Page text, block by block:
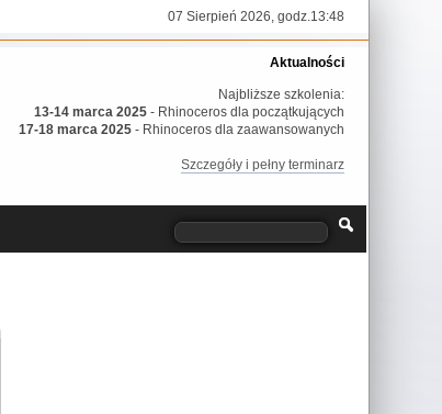
07 Sierpień 2026, godz.13:48
Aktualności
Najbliższe szkolenia:
13-14 marca 2025 - Rhinoceros dla początkujących
17-18 marca 2025 - Rhinoceros dla zaawansowanych
Szczegóły i pełny terminarz